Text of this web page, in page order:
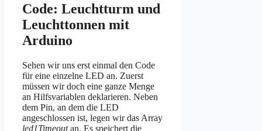
Code: Leuchtturm und
Leuchttonnen mit
Arduino
Sehen wir uns erst einmal den Code
für eine einzelne LED an. Zuerst
müssen wir doch eine ganze Menge
an Hilfsvariablen deklarieren. Neben
dem Pin, an dem die LED
angeschlossen ist, legen wir das Array
led1Timeoutan. Es speichert die